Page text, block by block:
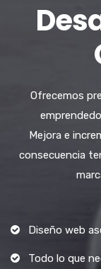
Ofrecemos
Mejora e
consecuencia
Diseño web
Todo lo que